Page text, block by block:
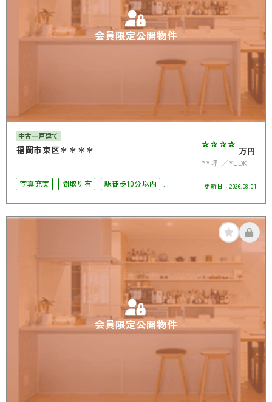
会員限定公開物件
中古一戸建て
福岡市東区＊＊＊＊ **** 万円
**坪
*LDK
写真充実
間取り有
駅徒歩10分以内
南面バルコニー
オール電化
更新日： 2026.08.01
会員限定公開物件